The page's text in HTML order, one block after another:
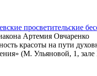
просветительские
Артемия Овчаренко
красоты на пути
(М. Ульяновой, 1,